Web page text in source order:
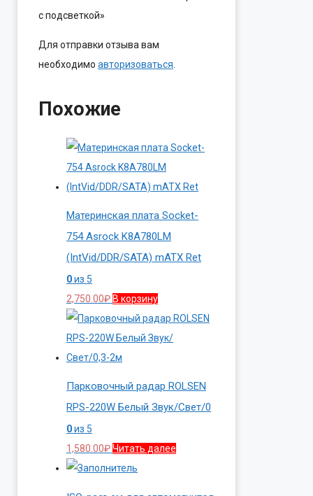
с подсветкой»
Для отправки отзыва вам
необходимо авторизоваться
Похожие
Материнская плата Socket-
754 Asrock K8A780LM
(IntVid/DDR/SATA) mATX Ret
0из 5
2,750.00₽ В корзину
Парковочный радар ROLSEN
RPS-220W Белый Звук/Свет/0
0из 5
1,580.00₽Читать далее